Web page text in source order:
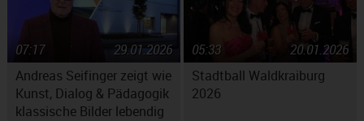
Andreas Seifinger zeigt wie
Kunst, Dialog & Pädagogik
klassische Bilder lebendig
29.01.2026
07:17
Stadtball Waldkraiburg
2026
20.01.2026
05:33